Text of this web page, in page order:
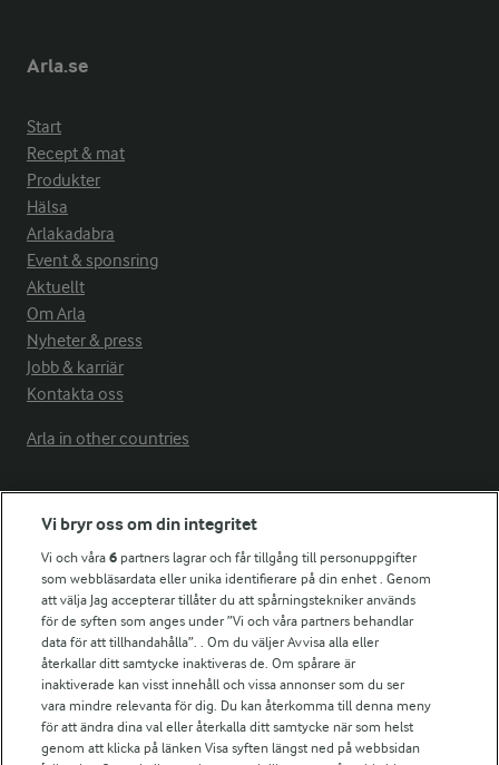
Arla.se
Start
Recept & mat
Produkter
Hälsa
Arlakadabra
Event & sponsring
Aktuellt
Om Arla
Nyheter & press
Jobb & karriär
Kontakta oss
Arla in other countries
Fler Arlasajter
För ägare
Arlas kundportal
Arla.com
Falbygdens Ost
Arla webbshop
Bildbank
Vi bryr oss om din integritet
Vi och våra6 partners lagrar och får tillgång till personuppgifter
som webbläsardata eller unika identifierare på din enhet . Genom
att välja Jag accepterar tillåter du att spårningstekniker används
för de syften som anges under ”Vi och våra partners behandlar
data för att tillhandahålla”. . Om du väljer Avvisa alla eller
återkallar ditt samtycke inaktiveras de. Om spårare är
inaktiverade kan visst innehåll och vissa annonser som du ser
vara mindre relevanta för dig. Du kan återkomma till denna meny
för att ändra dina val eller återkalla ditt samtycke när som helst
genom att klicka på länken Visa syften längst ned på webbsidan